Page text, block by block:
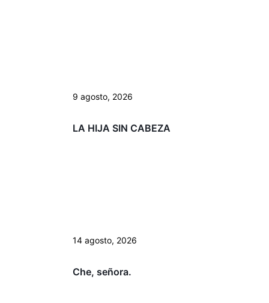
9 agosto, 2026
LA HIJA SIN CABEZA
14 agosto, 2026
Che, señora.